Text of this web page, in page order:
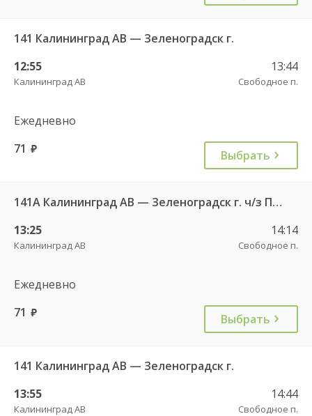
141 Калининград АВ — Зеленоградск г.
12:55
Калининград АВ
13:44
Свободное п.
Ежедневно
71 руб. Выбрать
141А Калининград АВ — Зеленоградск г. ч/з Петрово п.
13:25
Калининград АВ
14:14
Свободное п.
Ежедневно
71 руб. Выбрать
141 Калининград АВ — Зеленоградск г.
13:55
Калининград АВ
14:44
Свободное п.